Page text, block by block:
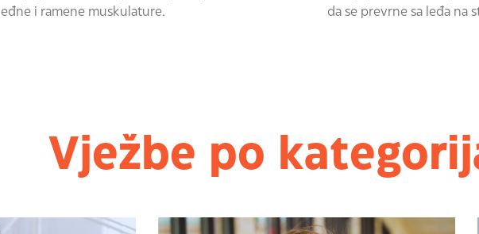
leđne i ramene muskulature.
da se prevrne sa leđa na
Vježbe po